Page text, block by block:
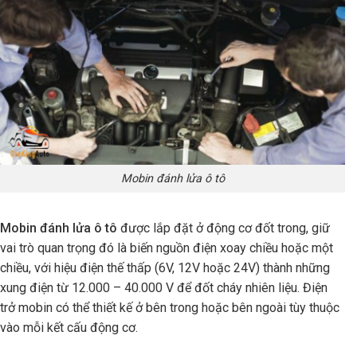
Mobin đánh lửa ô tô
Mobin đánh lửa ô tô được lắp đặt ở động cơ đốt trong, giữ
vai trò quan trọng đó là biến nguồn điện xoay chiều hoặc một
chiều, với hiệu điện thế thấp (6V, 12V hoặc 24V) thành những
xung điện từ 12.000 – 40.000 V để đốt cháy nhiên liệu. Điện
trở mobin có thể thiết kế ở bên trong hoặc bên ngoài tùy thuộc
vào mỗi kết cấu động cơ.